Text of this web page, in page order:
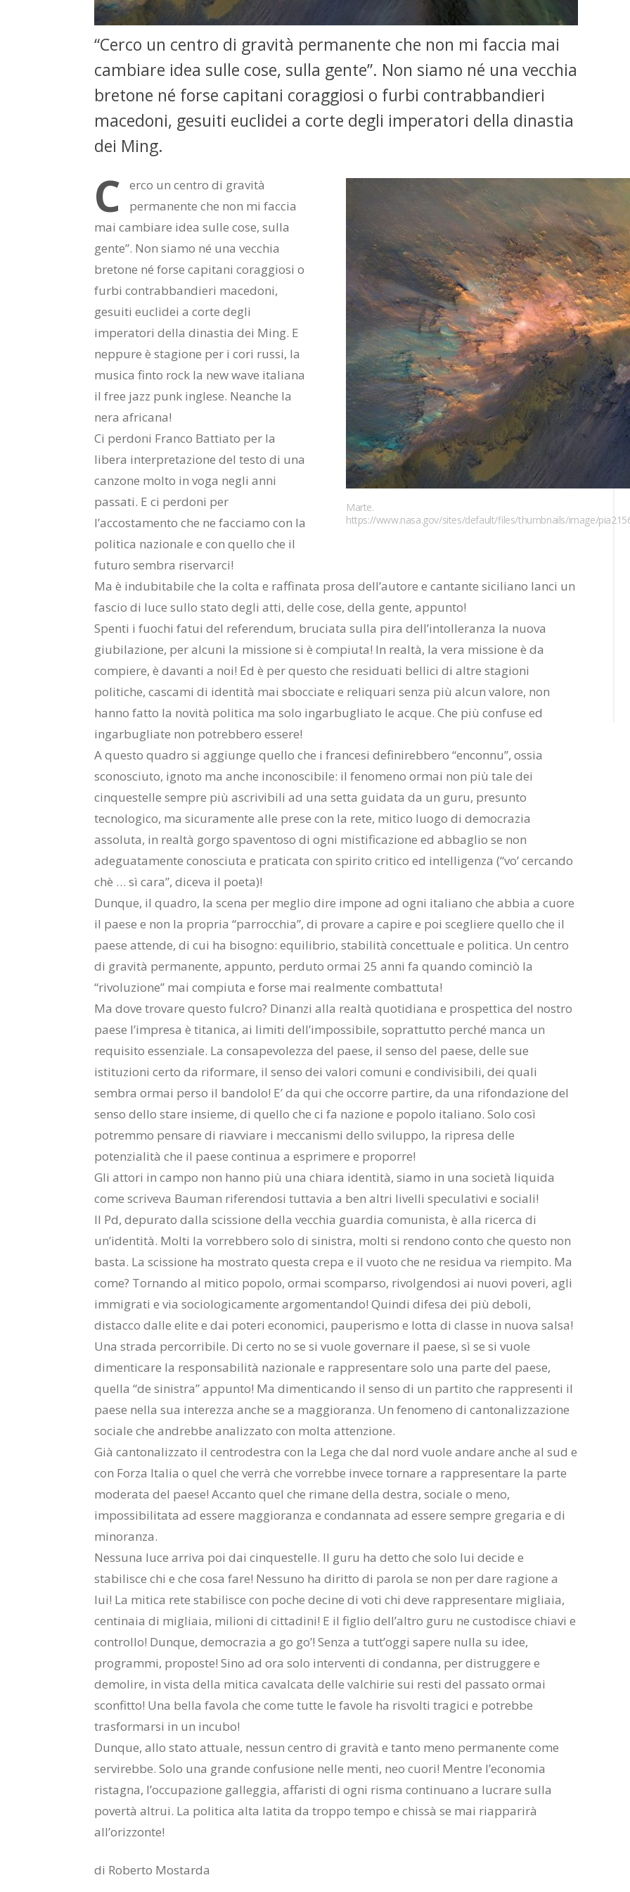
“Cerco un centro di gravità permanente che non mi faccia mai
cambiare idea sulle cose, sulla gente”. Non siamo né una vecchia
bretone né forse capitani coraggiosi o furbi contrabbandieri
macedoni, gesuiti euclidei a corte degli imperatori della dinastia
dei Ming.
Marte.
https://www.nasa.gov/sites/default/files/thumbnails/image/
C
erco un centro di gravità
permanente che non mi faccia
mai cambiare idea sulle cose, sulla
gente”. Non siamo né una vecchia
bretone né forse capitani coraggiosi o
furbi contrabbandieri macedoni,
gesuiti euclidei a corte degli
imperatori della dinastia dei Ming. E
neppure è stagione per i cori russi, la
musica finto rock la new wave italiana
il free jazz punk inglese. Neanche la
nera africana!
Ci perdoni Franco Battiato per la
libera interpretazione del testo di una
canzone molto in voga negli anni
passati. E ci perdoni per
l’accostamento che ne facciamo con la
politica nazionale e con quello che il
futuro sembra riservarci!
Ma è indubitabile che la colta e raffinata prosa dell’autore e cantante siciliano lanci un
fascio di luce sullo stato degli atti, delle cose, della gente, appunto!
Spenti i fuochi fatui del referendum, bruciata sulla pira dell’intolleranza la nuova
giubilazione, per alcuni la missione si è compiuta! In realtà, la vera missione è da
compiere, è davanti a noi! Ed è per questo che residuati bellici di altre stagioni
politiche, cascami di identità mai sbocciate e reliquari senza più alcun valore, non
hanno fatto la novità politica ma solo ingarbugliato le acque. Che più confuse ed
ingarbugliate non potrebbero essere!
A questo quadro si aggiunge quello che i francesi definirebbero “enconnu”, ossia
sconosciuto, ignoto ma anche inconoscibile: il fenomeno ormai non più tale dei
cinquestelle sempre più ascrivibili ad una setta guidata da un guru, presunto
tecnologico, ma sicuramente alle prese con la rete, mitico luogo di democrazia
assoluta, in realtà gorgo spaventoso di ogni mistificazione ed abbaglio se non
adeguatamente conosciuta e praticata con spirito critico ed intelligenza (“vo’ cercando
chè … sì cara”, diceva il poeta)!
Dunque, il quadro, la scena per meglio dire impone ad ogni italiano che abbia a cuore
il paese e non la propria “parrocchia”, di provare a capire e poi scegliere quello che il
paese attende, di cui ha bisogno: equilibrio, stabilità concettuale e politica. Un centro
di gravità permanente, appunto, perduto ormai 25 anni fa quando cominciò la
“rivoluzione” mai compiuta e forse mai realmente combattuta!
Ma dove trovare questo fulcro? Dinanzi alla realtà quotidiana e prospettica del nostro
paese l’impresa è titanica, ai limiti dell’impossibile, soprattutto perché manca un
requisito essenziale. La consapevolezza del paese, il senso del paese, delle sue
istituzioni certo da riformare, il senso dei valori comuni e condivisibili, dei quali
sembra ormai perso il bandolo! E’ da qui che occorre partire, da una rifondazione del
senso dello stare insieme, di quello che ci fa nazione e popolo italiano. Solo così
potremmo pensare di riavviare i meccanismi dello sviluppo, la ripresa delle
potenzialità che il paese continua a esprimere e proporre!
Gli attori in campo non hanno più una chiara identità, siamo in una società liquida
come scriveva Bauman riferendosi tuttavia a ben altri livelli speculativi e sociali!
Il Pd, depurato dalla scissione della vecchia guardia comunista, è alla ricerca di
un’identità. Molti la vorrebbero solo di sinistra, molti si rendono conto che questo non
basta. La scissione ha mostrato questa crepa e il vuoto che ne residua va riempito. Ma
come? Tornando al mitico popolo, ormai scomparso, rivolgendosi ai nuovi poveri, agli
immigrati e via sociologicamente argomentando! Quindi difesa dei più deboli,
distacco dalle elite e dai poteri economici, pauperismo e lotta di classe in nuova salsa!
Una strada percorribile. Di certo no se si vuole governare il paese, sì se si vuole
dimenticare la responsabilità nazionale e rappresentare solo una parte del paese,
quella “de sinistra” appunto! Ma dimenticando il senso di un partito che rappresenti il
paese nella sua interezza anche se a maggioranza. Un fenomeno di cantonalizzazione
sociale che andrebbe analizzato con molta attenzione.
Già cantonalizzato il centrodestra con la Lega che dal nord vuole andare anche al sud e
con Forza Italia o quel che verrà che vorrebbe invece tornare a rappresentare la parte
moderata del paese! Accanto quel che rimane della destra, sociale o meno,
impossibilitata ad essere maggioranza e condannata ad essere sempre gregaria e di
minoranza.
Nessuna luce arriva poi dai cinquestelle. Il guru ha detto che solo lui decide e
stabilisce chi e che cosa fare! Nessuno ha diritto di parola se non per dare ragione a
lui! La mitica rete stabilisce con poche decine di voti chi deve rappresentare migliaia,
centinaia di migliaia, milioni di cittadini! E il figlio dell’altro guru ne custodisce chiavi e
controllo! Dunque, democrazia a go go’! Senza a tutt’oggi sapere nulla su idee,
programmi, proposte! Sino ad ora solo interventi di condanna, per distruggere e
demolire, in vista della mitica cavalcata delle valchirie sui resti del passato ormai
sconfitto! Una bella favola che come tutte le favole ha risvolti tragici e potrebbe
trasformarsi in un incubo!
Dunque, allo stato attuale, nessun centro di gravità e tanto meno permanente come
servirebbe. Solo una grande confusione nelle menti, neo cuori! Mentre l’economia
ristagna, l’occupazione galleggia, affaristi di ogni risma continuano a lucrare sulla
povertà altrui. La politica alta latita da troppo tempo e chissà se mai riapparirà
all’orizzonte!
di Roberto Mostarda